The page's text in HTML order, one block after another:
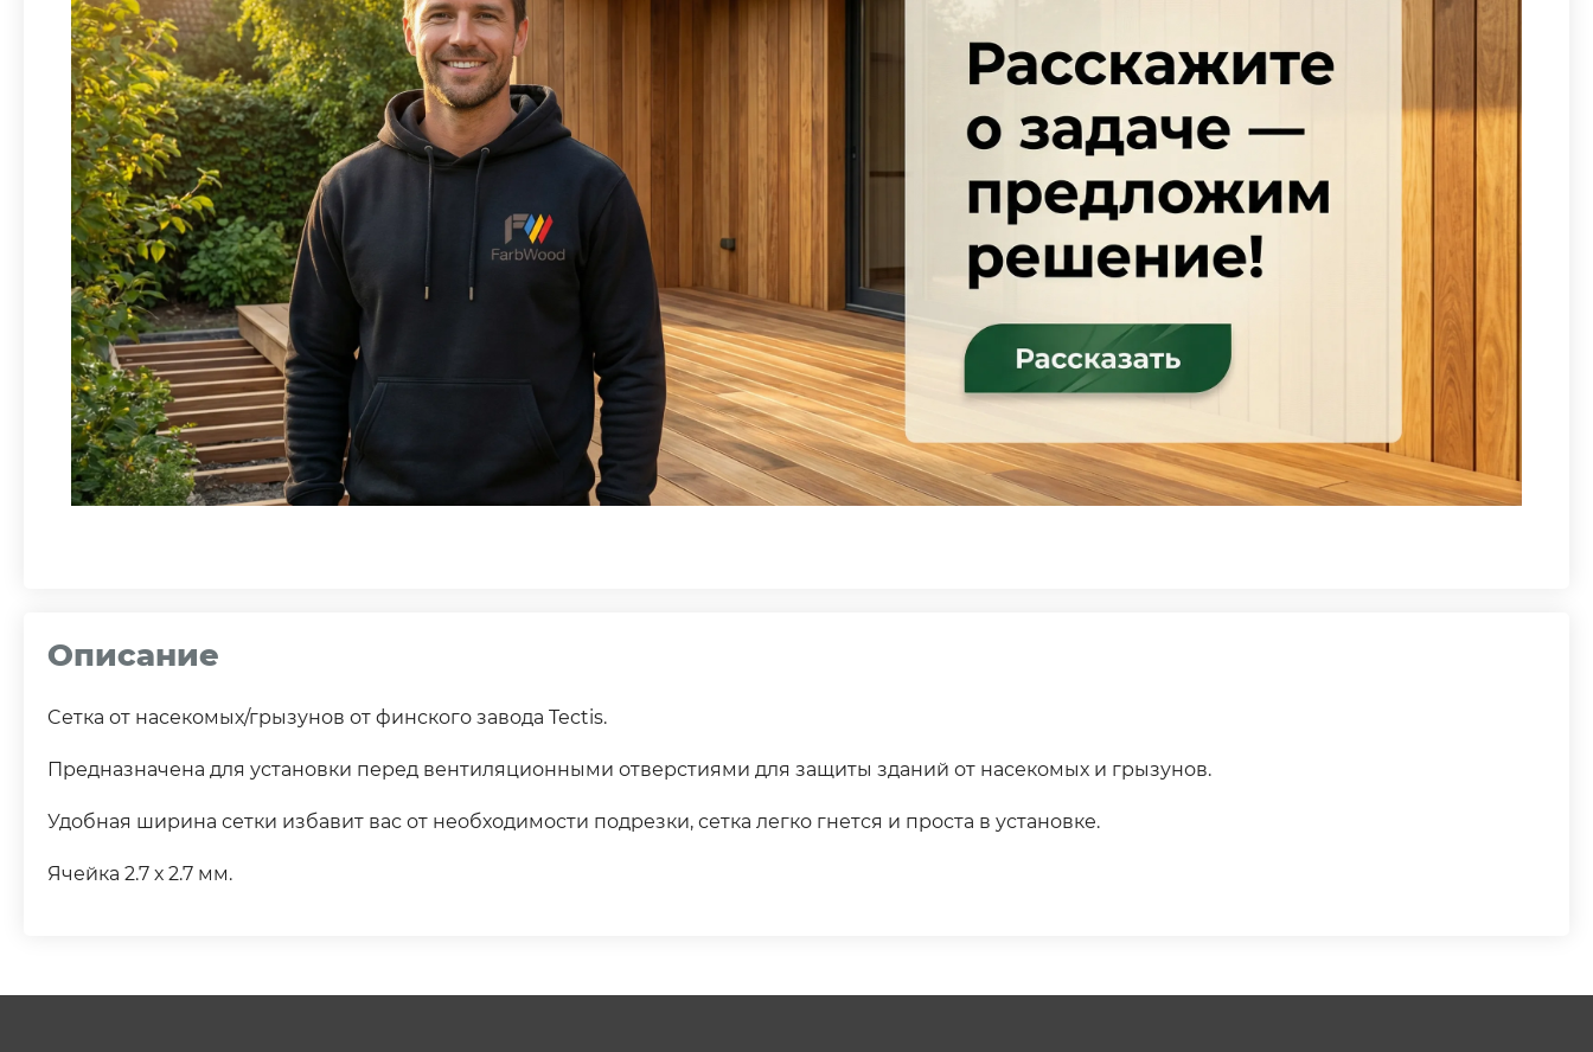
Описание
Cетка от насекомых/грызунов от финского завода Tectis.
Предназначена для установки перед вентиляционными отверстиями для защиты зданий от насекомых и грызунов.
Удобная ширина сетки избавит вас от необходимости подрезки, сетка легко гнется и проста в установке.
Ячейка 2.7 х 2.7 мм.